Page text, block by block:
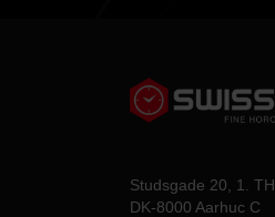
Studsgade 20, 1. TH.
DK-8000 Aarhuc C